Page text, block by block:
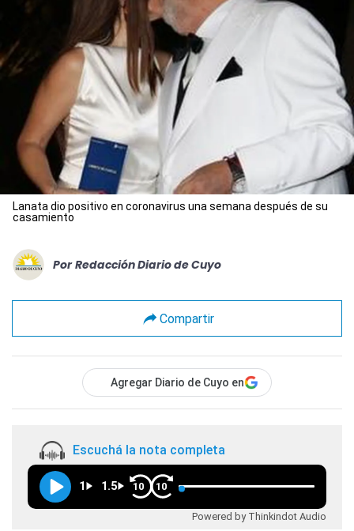
Lanata dio positivo en coronavirus una semana después de su
casamiento
Por Redacción Diario de Cuyo
Compartir
Agregar Diario de Cuyo en
Escuchá la nota completa
1 1.5 10 10
Powered by Thinkindot Audio